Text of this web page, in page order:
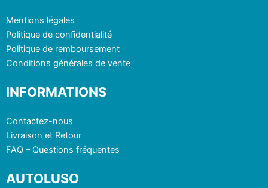
Mentions légales
Politique de confidentialité
Politique de remboursement
Conditions générales de vente
INFORMATIONS
Contactez-nous
Livraison et Retour
FAQ – Questions fréquentes
AUTOLUSO